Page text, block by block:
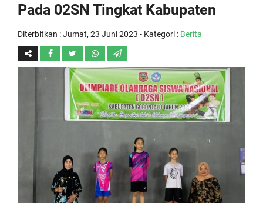
Pada 02SN Tingkat Kabupaten
Diterbitkan :Jumat, 23 Juni 2023 - Kategori : Berita